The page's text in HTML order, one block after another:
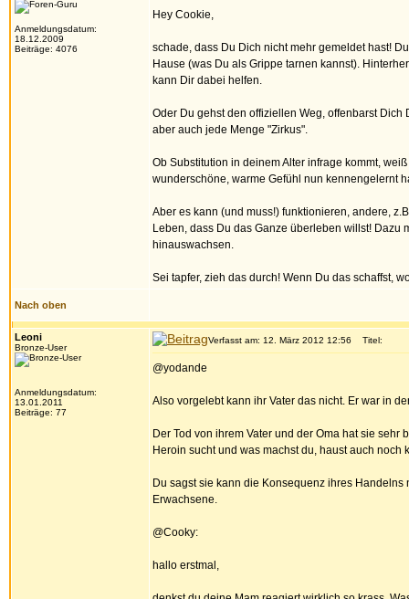
Anmeldungsdatum:
18.12.2009
Beiträge: 4076
Hey Cookie,
schade, dass Du Dich nicht mehr gemeldet hast!
Hause (was Du als Grippe tarnen kannst).
kann Dir dabei helfen.
Oder Du gehst den offiziellen Weg, offenbarst
aber auch jede Menge "Zirkus".
Ob Substitution in deinem Alter infrage kommt,
wunderschöne, warme Gefühl nun kennengelernt
Aber es kann (und muss!) funktionieren, andere,
Leben, dass Du das Ganze überleben willst! Dazu
hinauswachsen.
Sei tapfer, zieh das durch! Wenn Du das schaffst,
Nach oben
Leoni
Bronze-User
Anmeldungsdatum:
13.01.2011
Beiträge: 77
Verfasst am: 12. März 2012 12:56 Titel:
@yodande
Also vorgelebt kann ihr Vater das nicht. Er war in
Der Tod von ihrem Vater und der Oma hat sie
Heroin sucht und was machst du, haust auch noch
Du sagst sie kann die Konsequenz ihres
Erwachsene.
@Cooky:
hallo erstmal,